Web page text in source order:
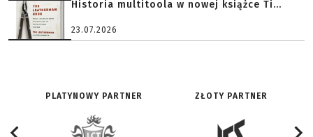
Historia multitoola w nowej książce Ti...
23.07.2026
PLATYNOWY PARTNER ZŁOTY PARTNER